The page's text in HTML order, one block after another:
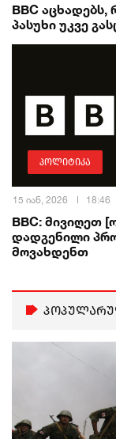
BBC
პასუხი უკვე
პოლიტიკა
15 იან, 2026 18:46
BBC: მივიღეთ
დადგენილი
მოვახდენთ